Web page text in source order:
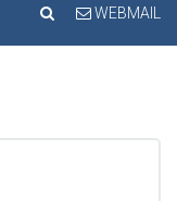
WEBMAIL